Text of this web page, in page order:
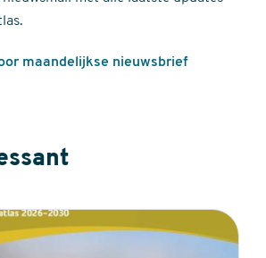
maandelijkse nieuwsbrief